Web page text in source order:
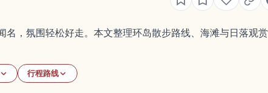
，氛围轻松好走。本文整理环岛散步路线、海滩与日落观赏
行程路线